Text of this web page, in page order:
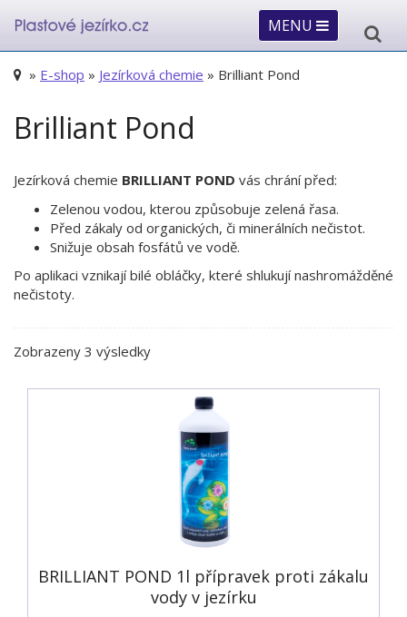
MENU
» E-shop » Jezírková chemie » Brilliant Pond
Brilliant Pond
Jezírková chemie BRILLIANT POND vás chrání před:
Zelenou vodou, kterou způsobuje zelená řasa.
Před zákaly od organických, či minerálních nečistot.
Snižuje obsah fosfátů ve vodě.
Po aplikaci vznikají bilé obláčky, které shlukují nashromážděné
nečistoty.
Zobrazeny 3 výsledkySeřazeno
ceny:
nejnižší
BRILLIANT POND 1l přípravek proti zákalu
vody v jezírku